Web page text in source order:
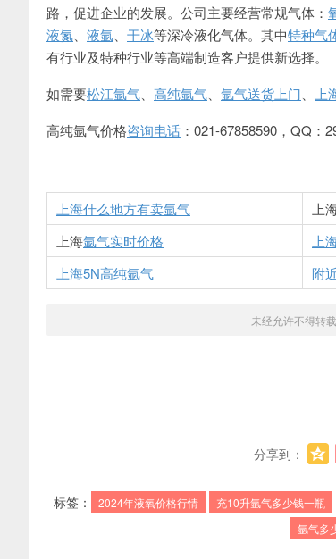
路，促进企业的发展。公司主要经营常规气体：
液氮
液氩 干冰等深冷液化气体。其中特种气
有行业及特种行业等高端制造客户提供新选择。
如需要松江氩气 高纯氩气 氩气送货上门 上
高纯氩气价格咨询电话 ：021-67858590，QQ：
上海什么地方有卖氩气 上
上海氩气实时价格 上
上海5N高纯氩气 附
未经允许不得转载
分享到：
标签： 2024年液氧价格行情 充10升氩气多少钱一瓶
氩气多